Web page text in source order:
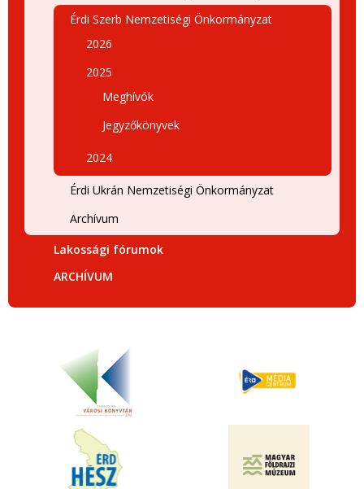
Érdi Szerb Nemzetiségi Önkormányzat
2026
2025
Meghívók
Jegyzőkönyvek
2024
Érdi Ukrán Nemzetiségi Önkormányzat
Archívum
Lakossági fórumok
ARCHÍVUM